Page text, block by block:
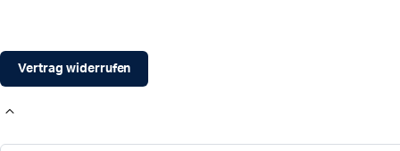
Vertrag widerrufen